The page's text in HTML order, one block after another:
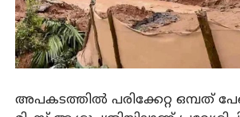
അപകടത്തിൽ പരിക്കേറ്റ ഒമ്പത്